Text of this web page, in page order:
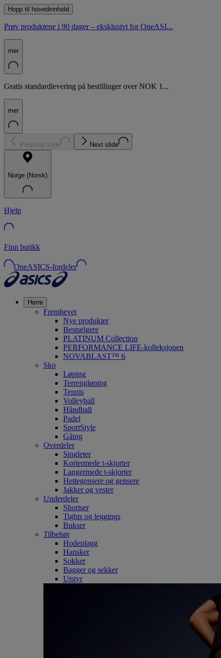
Hopp til hovedinnhold
Prøv produktene i 90 dager – eksklusivt for OneASI...
mer
Gratis standardlevering på bestillinger over NOK 1...
mer
Previous slide Next slide
Norge (Norsk)
Hjelp
Finn butikk
OneASICS-fordeler
Herre
Fremhevet
Nye produkter
Bestselgere
PLATINUM Collection
PERFORMANCE LIFE-kolleksjonen
NOVABLAST™ 6
Sko
Løping
Terrengløping
Tennis
Volleyball
Håndball
Padel
SportStyle
Gåing
Overdeler
Singleter
Kortermede t-skjorter
Langermede t-skjorter
Hettegensere og gensere
Jakker og vester
Underdeler
Shortser
Tights og leggings
Bukser
Tilbehør
Hodeplagg
Hansker
Sokker
Bagger og sekker
Utstyr